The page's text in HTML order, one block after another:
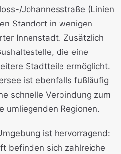
Johannesstraße (Linien
Standort in wenigen
Innenstadt. Zusätzlich
die eine
Stadtteile ermöglicht.
ist ebenfalls fußläufig
schnelle Verbindung zum
umliegenden Regionen.
ist hervorragend:
befinden sich zahlreiche